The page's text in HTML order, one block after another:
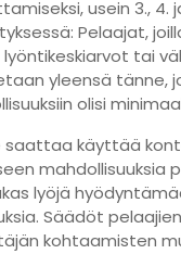
usein 3., 4.
Pelaajat,
tai
yleensä tänne,
olisi
saattaa käyttää
mahdollisuuksia
lyöjä
Säädöt
kohtaamisten